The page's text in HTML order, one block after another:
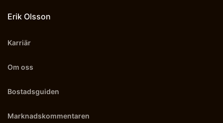
Erik Olsson
Karriär
Om oss
Bostadsguiden
Marknadskommentaren